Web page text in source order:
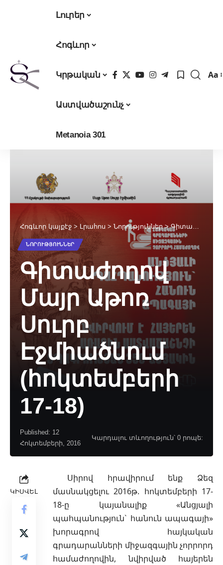
Լուրեր
Հոգևոր
Կրթական
Աստվածաշունչ
Metanoia 301
Aa
Հոգևոր կայքէջ > Լրահոս > Նորություններ>Գիտաժողով Մայր Աթոռ Սուրբ Էջմիածնում (հոկտեմբերի 17-18)
ՆՈՐՈՒԹՅՈՒՆՆԵՐ
Գիտաժողով
Մայր Աթոռ
Սուրբ
Էջմիածնում
(հոկտեմբերի
17-18)
Published: 12
Հոկտեմբերի, 2016
Կարդալու տևողություն՝ 0 րոպե:
ԿԻՍՎԵԼ
Սիրով հրավիրում ենք Ձեզ
մասնակցելու 2016թ. հոկտեմբերի 17-
18-ը կայանալիք «Անցյալի
պահպանություն` հանուն ապագայի»
խորագրով հայկական
գրադարանների միջազգային չորրորդ
համաժողովին, նվիրված հայերեն